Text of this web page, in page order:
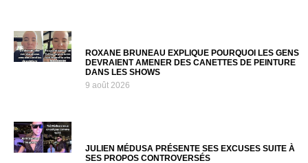
ROXANE BRUNEAU EXPLIQUE POURQUOI LES GENS
DEVRAIENT AMENER DES CANETTES DE PEINTURE
DANS LES SHOWS
9 août 2026
JULIEN MÉDUSA PRÉSENTE SES EXCUSES SUITE À
SES PROPOS CONTROVERSÉS